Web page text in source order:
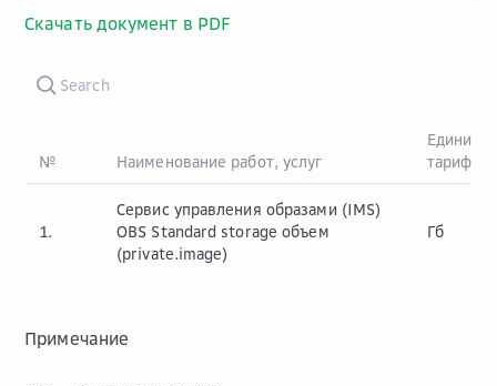
Скачать документ в PDF
№ Наименование работ, услуг
Единица
1.
Сервис управления образами (IMS)
OBS Standard storage объем
(private.image)
Гб
Примечание